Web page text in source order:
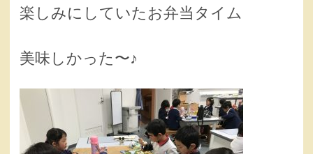
楽しみにしていたお弁当タイム
美味しかった〜♪